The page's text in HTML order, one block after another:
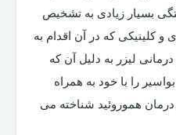
بسیار زیادی به تشخیص
کلینیکی که در آن اقدام به
لیزر به دلیل آن که
را با خود به همراه
هموروئید شناخته می